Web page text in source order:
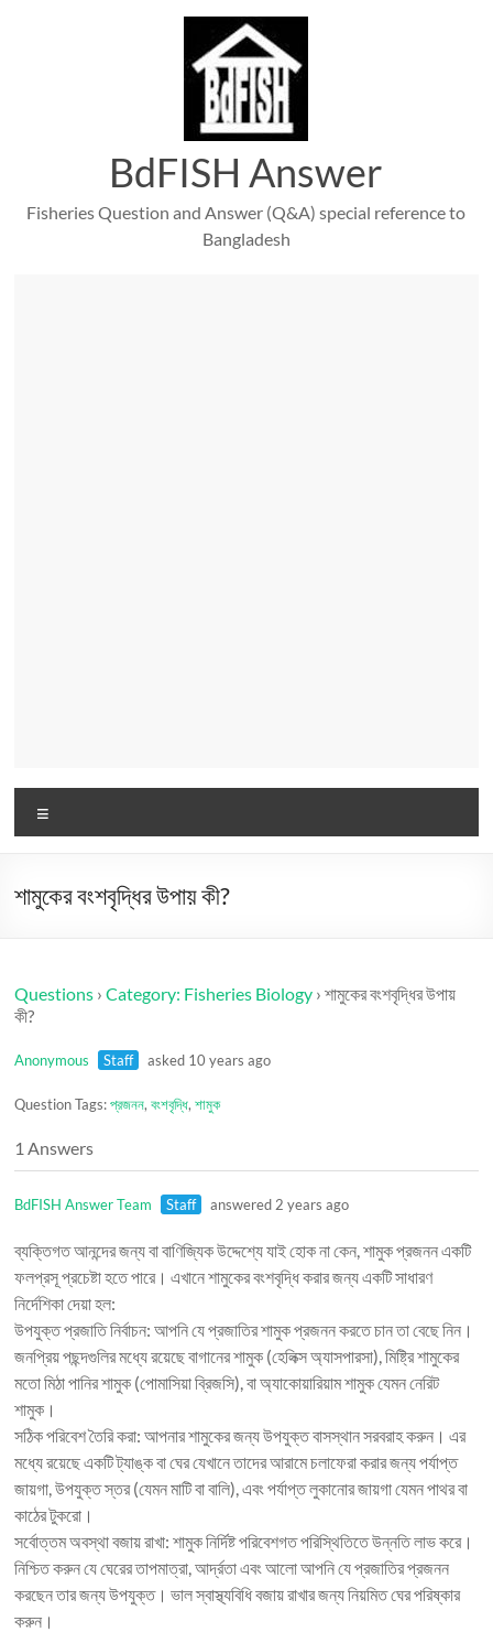
BdFISH Answer
Fisheries Question and Answer (Q&A) special reference to
Bangladesh
শামুকের বংশবৃদ্ধির উপায় কী?
Questions ›Category: Fisheries Biology ›শামুকের বংশবৃদ্ধির উপায়
কী?
Anonymous Staff asked 10 years ago
Question Tags:প্রজনন,বংশবৃদ্ধি,শামুক
1 Answers
BdFISH Answer Team Staff answered 2 years ago
ব্যক্তিগত আনন্দের জন্য বা বাণিজ্যিক উদ্দেশ্যে যাই হোক না কেন, শামুক প্রজনন একটি
ফলপ্রসূ প্রচেষ্টা হতে পারে। এখানে শামুকের বংশবৃদ্ধি করার জন্য একটি সাধারণ
নির্দেশিকা দেয়া হল:
উপযুক্ত প্রজাতি নির্বাচন: আপনি যে প্রজাতির শামুক প্রজনন করতে চান তা বেছে নিন।
জনপ্রিয় পছন্দগুলির মধ্যে রয়েছে বাগানের শামুক (হেলিক্স অ্যাসপারসা), মিষ্ট্রি শামুকের
মতো মিঠা পানির শামুক (পোমাসিয়া ব্রিজসি), বা অ্যাকোয়ারিয়াম শামুক যেমন নেরিট
শামুক।
সঠিক পরিবেশ তৈরি করা: আপনার শামুকের জন্য উপযুক্ত বাসস্থান সরবরাহ করুন। এর
মধ্যে রয়েছে একটি ট্যাঙ্ক বা ঘের যেখানে তাদের আরামে চলাফেরা করার জন্য পর্যাপ্ত
জায়গা, উপযুক্ত স্তর (যেমন মাটি বা বালি), এবং পর্যাপ্ত লুকানোর জায়গা যেমন পাথর বা
কাঠের টুকরো।
সর্বোত্তম অবস্থা বজায় রাখা: শামুক নির্দিষ্ট পরিবেশগত পরিস্থিতিতে উন্নতি লাভ করে।
নিশ্চিত করুন যে ঘেরের তাপমাত্রা, আর্দ্রতা এবং আলো আপনি যে প্রজাতির প্রজনন
করছেন তার জন্য উপযুক্ত। ভাল স্বাস্থ্যবিধি বজায় রাখার জন্য নিয়মিত ঘের পরিষ্কার
করুন।